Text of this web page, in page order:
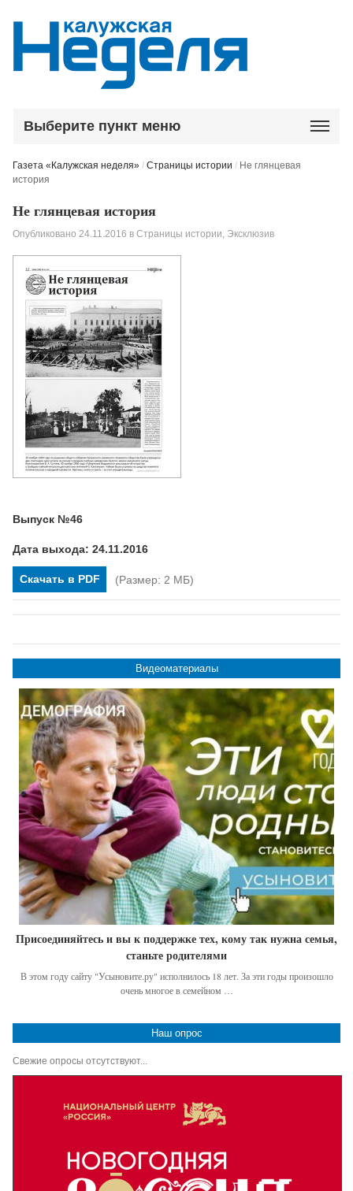
Выберите пункт меню
Газета «Калужская неделя» /Страницы истории / Не глянцевая
история
Не глянцевая история
Опубликовано 24.11.2016 в Страницы истории, Эксклюзив
Выпуск №46
Дата выхода: 24.11.2016
Скачать в PDF (Размер: 2 МБ)
Видеоматериалы
Присоединяйтесь и вы к поддержке тех, кому так нужна семья,
станьте родителями
В этом году сайту "Усыновите.ру" исполнилось 18 лет. За эти годы произошло
очень многое в семейном …
Наш опрос
Свежие опросы отсутствуют...